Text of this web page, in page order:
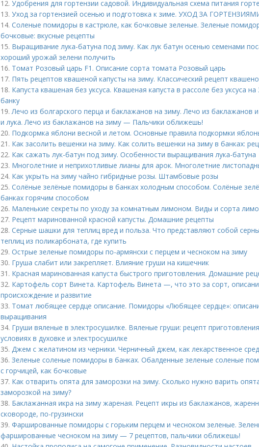
12. Удобрения для гортензии садовой. Индивидуальная схема питания
13. Уход за гортензией осенью и подготовка к зиме. УХОД ЗА
14. Соленые помидоры в кастрюле, как бочковые зеленые. Зеленые
бочковые: вкусные рецепты
15. Выращивание лука-батуна под зиму. Как лук батун осенью семенами
хороший урожай зелени получить
16. Томат Розовый царь F1. Описание сорта томата Розовый царь
17. Пять рецептов квашеной капусты на зиму. Классический рецепт
18. Капуста квашеная без уксуса. Квашеная капуста в рассоле без уксуса
банку
19.Лечо из болгарского перца и баклажанов на зиму. Лечо из баклажанов
и лука. Лечо из баклажанов на зиму — Пальчики оближешь!
20. Подкормка яблони весной и летом. Основные правила подкормки
21. Как засолить вешенки на зиму. Как солить вешенки на зиму в банках:
22. Как сажать лук-батун под зиму. Особенности выращивания лука-батуна
23. Многолетние и неприхотливые лианы для арок. Многолетние
24. Как укрыть на зиму чайно гибридные розы. Штамбовые розы
25. Солёные зелёные помидоры в банках холодным способом. Солёные
банках горячим способом
26. Маленькие секреты по уходу за комнатным лимоном. Виды и сорта
27. Рецепт маринованной красной капусты. Домашние рецепты
28. Серные шашки для теплиц вред и польза. Что представляют собой
теплиц из поликарбоната, где купить
29. Острые зеленые помидоры по-армянски с перцем и чесноком на зиму
30. Груша слабит или закрепляет. Влияние груши на кишечник
31. Красная маринованная капуста быстрого приготовления. Домашние
32. Картофель сорт Винета. Картофель Винета —, что это за сорт,
происхождение и развитие
33. Томат любящее сердце описание. Помидоры «Любящее сердце»:
выращивания
34. Груши вяленые в электросушилке. Вяленые груши: рецепт
условиях в духовке и электросушилке
35. Джем с желатином из черники. Черничный джем, как лекарственное
36. Зеленые соленые помидоры в банках. Обалденные зеленые соленые
с горчицей, как бочковые
37. Как отварить опята для заморозки на зиму. Сколько нужно варить
заморозкой на зиму?
38. Баклажанная икра на зиму жареная. Рецепт икры из баклажанов,
сковороде, по-грузински
39. Фаршированные помидоры с горьким перцем и чесноком зеленые.
фаршированные чесноком на зиму — 7 рецептов, пальчики оближешь!